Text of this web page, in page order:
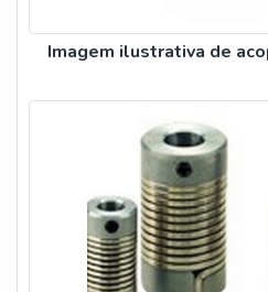
Imagem ilustrativa de